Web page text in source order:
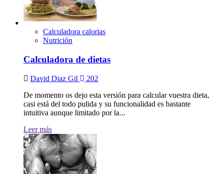
Calculadora calorias
Nutrición
Calculadora de dietas
David Diaz Gil
202
De momento os dejo esta versión para calcular vuestra dieta,
casi está del todo pulida y su funcionalidad es bastante
intuitiva aunque limitado por la...
Leer más